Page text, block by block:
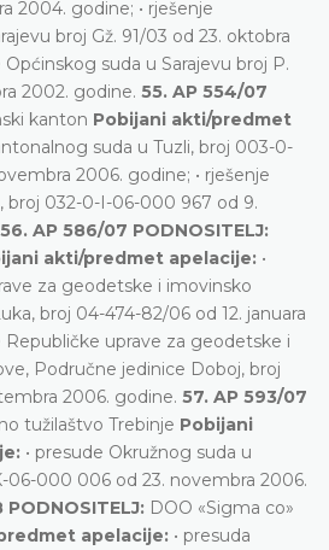
2004. godine; • rješenje
broj Gž. 91/03 od 23. oktobra
suda u Sarajevu broj P.
2002. godine. 55. AP 554/07
kanton Pobijani akti/predmet
suda u Tuzli, broj 003-0-
2006. godine; • rješenje
broj 032-0-I-06-000 967 od 9.
56. AP 586/07 PODNOSITELJ:
akti/predmet apelacije: •
za geodetske i imovinsko
broj 04-474-82/06 od 12. januara
Republičke uprave za geodetske i
Područne jedinice Doboj, broj
2006. godine. 57. AP 593/07
tužilaštvo Trebinje Pobijani
• presude Okružnog suda u
06-000 006 od 23. novembra 2006.
DOO «Sigma co»
apelacije: • presuda